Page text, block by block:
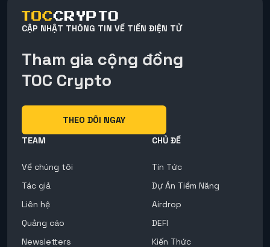
CẬP NHẬT THÔNG TIN VỀ TIỀN ĐIỆN TỬ
Tham gia cộng đồng
TOC Crypto
THEO DÕI NGAY
TEAM
Về chúng tôi
Tác giả
Liên hệ
Quảng cáo
Newsletters
CHỦ ĐỀ
Tin Tức
Dự Án Tiềm Năng
Airdrop
DEFI
Kiến Thức